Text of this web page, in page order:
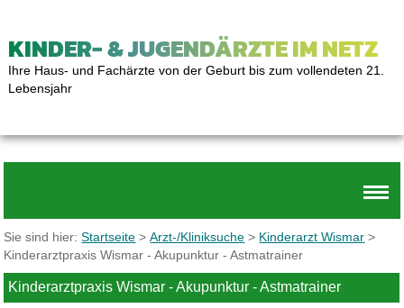
KINDER- & JUGENDÄRZTE IM NETZ
Ihre Haus- und Fachärzte von der Geburt bis zum vollendeten 21.
Lebensjahr
Sie sind hier:Startseite >Arzt-/Kliniksuche > Kinderarzt Wismar >
Kinderarztpraxis Wismar - Akupunktur - Astmatrainer
Kinderarztpraxis Wismar - Akupunktur - Astmatrainer